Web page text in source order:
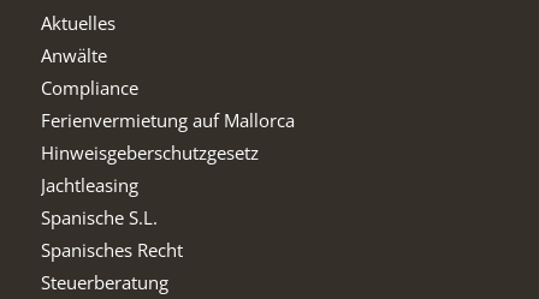
Aktuelles
Anwälte
Compliance
Ferienvermietung auf Mallorca
Hinweisgeberschutzgesetz
Jachtleasing
Spanische S.L.
Spanisches Recht
Steuerberatung